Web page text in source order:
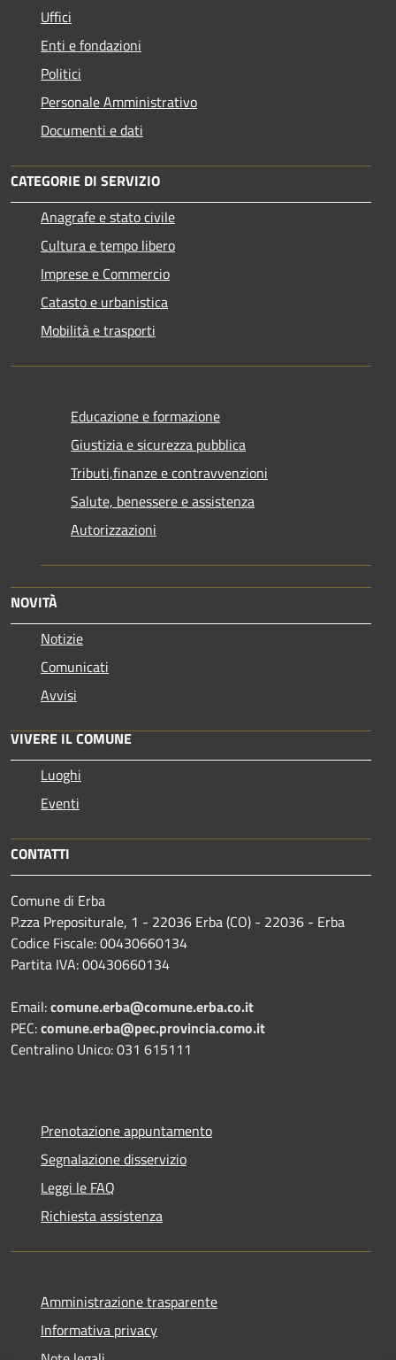
Uffici
Enti e fondazioni
Politici
Personale Amministrativo
Documenti e dati
CATEGORIE DI SERVIZIO
Anagrafe e stato civile
Cultura e tempo libero
Imprese e Commercio
Catasto e urbanistica
Mobilità e trasporti
Educazione e formazione
Giustizia e sicurezza pubblica
Tributi,finanze e contravvenzioni
Salute, benessere e assistenza
Autorizzazioni
NOVITÀ
Notizie
Comunicati
Avvisi
VIVERE IL COMUNE
Luoghi
Eventi
CONTATTI
Comune di Erba
P.zza Prepositurale, 1 - 22036 Erba (CO) - 22036 - Erba
Codice Fiscale: 00430660134
Partita IVA: 00430660134
Email:comune.erba@comune.erba.co.it
PEC:comune.erba@pec.provincia.como.it
Centralino Unico: 031 615111
Prenotazione appuntamento
Segnalazione disservizio
Leggi le FAQ
Richiesta assistenza
Amministrazione trasparente
Informativa privacy